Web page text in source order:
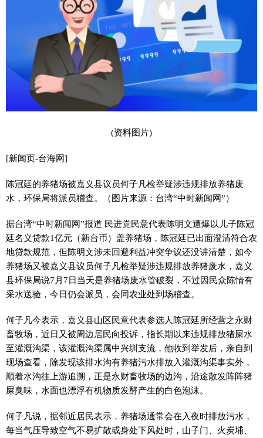
(资料图片)
[新闻页-台海网]
陈冠廷的养猪场被嘉义县议员何子凡检举疑涉违规排放养猪废
水，环保局将派员稽查。（图片来源：台湾“中时新闻网”）
据台湾“中时新闻网”报道 民进党民意代表陈明文遭爆以儿子陈冠
廷名义贷款1亿元（新台币）盖养猪场，陈冠廷已出面澄清符合农
地贷款规范，但陈明文涉未回避利益冲突争议还没讲清楚，如今
养猪场又被嘉义县议员何子凡检举疑涉违规排放养猪废水，嘉义
县环保局说7月7日当天是养猪场废水管破裂，不过因民众陈情有
采水送验，今日仍会派员，会同农业处到场稽查。
何子凡今表示，嘉义县山区民意代表参选人陈冠廷所经营之永财
畜牧场，近日又被周边居民向投诉，指长期以来违规排放猪屎水
至灌溉沟渠，该灌溉沟渠属中兴圳支流，他收到举发后，亲自到
现场查看，除发现该排水沟有养猪污水排放入灌溉沟渠事实外，
顺着水沟往上游追溯，正是永财畜牧场的边沟，沿途散发阵阵猪
屎臭味，水面也漂浮有机物质发酵产生的白色泡沫。
何子凡说，据邻近居民表示，养猪场通常会在入夜时排放污水，
每当气压导致空气不易扩散或身处下风处时，山子门、火炭埔、